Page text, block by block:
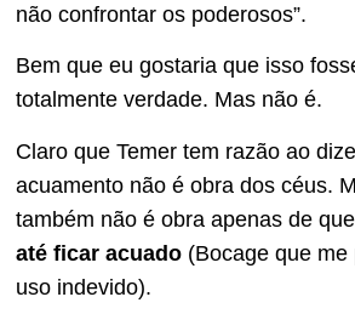
não confrontar os poderosos”.
Bem que eu gostaria que isso
totalmente verdade. Mas não é.
Claro que Temer tem razão ao
acuamento não é obra dos céus.
também não é obra apenas de
até ficar acuado (Bocage que me
uso indevido).